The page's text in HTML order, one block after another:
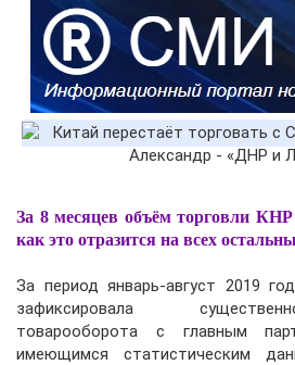
ПРОИСШЕСТВИЯ
За 8 месяцев объём торговли
как это отразится на всех
За период январь-август 2019
зафиксировала
товарооборота с главным
имеющимся статистическим